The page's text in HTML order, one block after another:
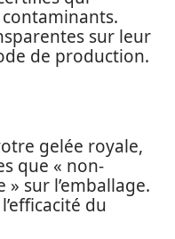
contaminants.
sur leur
de production.
gelée royale,
que « non-
» sur l’emballage.
du